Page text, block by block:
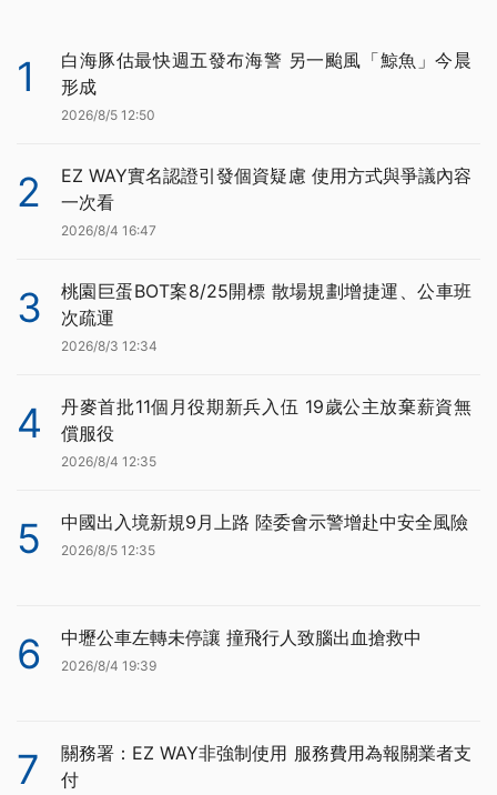
1
白海豚估最快週五發布海警 另一颱風「鯨魚」今晨
形成
2026/8/5 12:50
2
EZ WAY實名認證引發個資疑慮 使用方式與爭議內容
一次看
2026/8/4 16:47
3
桃園巨蛋BOT案8/25開標 散場規劃增捷運、公車班
次疏運
2026/8/3 12:34
4
丹麥首批11個月役期新兵入伍 19歲公主放棄薪資無
償服役
2026/8/4 12:35
5 中國出入境新規9月上路 陸委會示警增赴中安全風險
2026/8/5 12:35
6 中壢公車左轉未停讓 撞飛行人致腦出血搶救中
2026/8/4 19:39
7
關務署：EZ WAY非強制使用 服務費用為報關業者支
付